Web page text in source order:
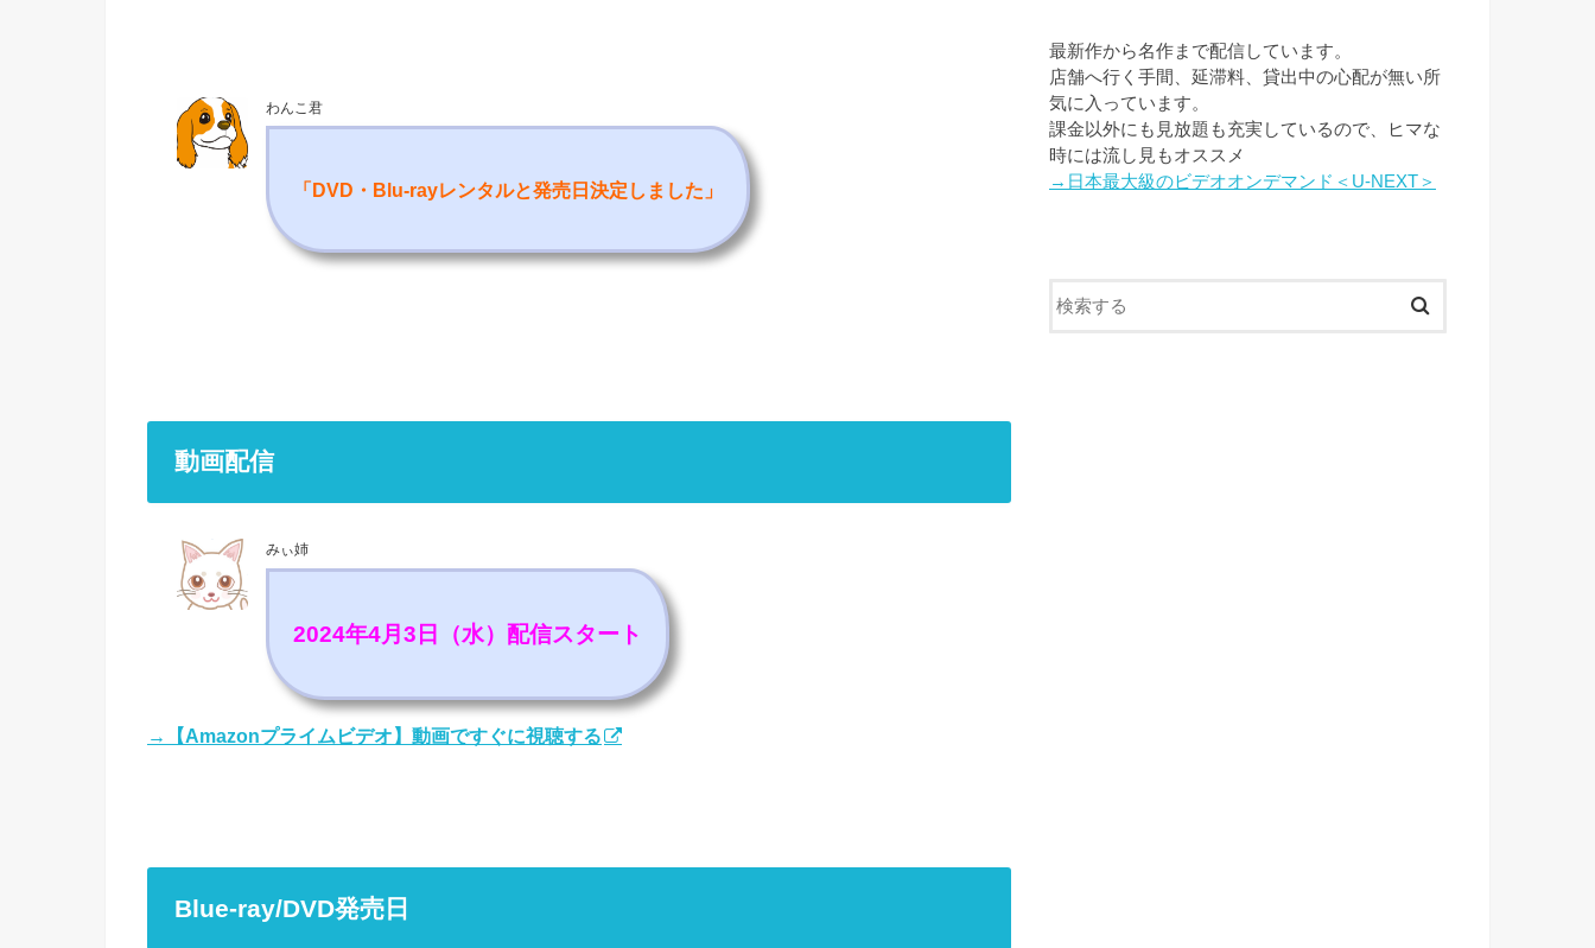
わんこ君
「DVD・Blu-rayレンタルと発売日決定しました 」
動画配信
みぃ姉
2024年4月3日（水）配信スタート
→【Amazonプライムビデオ】動画ですぐに視聴する
Blue-ray/DVD発売日
最新作から名作まで配信しています。
店舗へ行く手間、延滞料、貸出中の心配が無い所
気に入っています。
課金以外にも見放題も充実しているので、ヒマな
時には流し見もオススメ
→日本最大級のビデオオンデマンド＜U-NEXT＞